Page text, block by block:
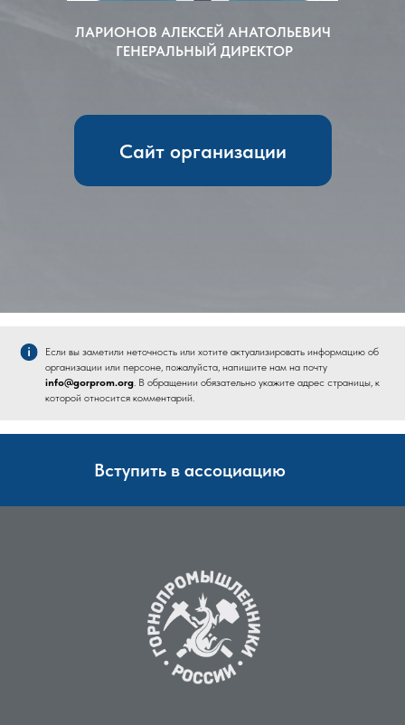
ЛАРИОНОВ АЛЕКСЕЙ АНАТОЛЬЕВИЧ
ГЕНЕРАЛЬНЫЙ ДИРЕКТОР
Сайт организации
Если вы заметили неточность или хотите актуализировать информацию об
организации или персоне, пожалуйста, напишите нам на почту
info@gorprom.org. В обращении обязательно укажите адрес страницы, к
которой относится комментарий.
Вступить в ассоциацию